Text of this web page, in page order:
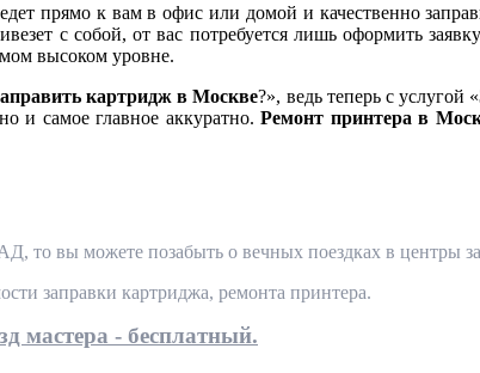
прямо к вам в офис или домой и качественно
с собой, от вас потребуется лишь оформить
высоком уровне.
картридж в Москве?», ведь теперь с услугой «
и самое главное аккуратно. Ремонт принтера в
то вы можете позабыть о вечных поездках в центры
заправки картриджа, ремонта принтера.
мастера - бесплатный.